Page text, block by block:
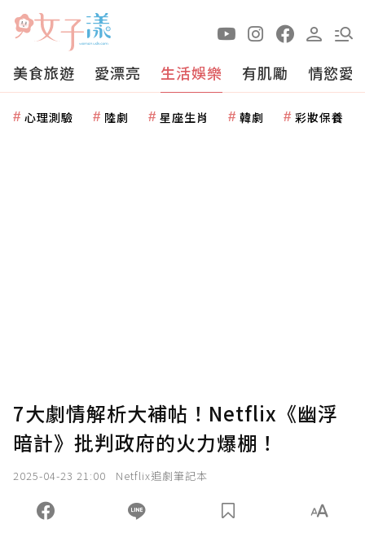
美食旅遊 愛漂亮 生活娛樂 有肌勵 情慾愛
心理測驗 陸劇 星座生肖 韓劇 彩妝保養
7大劇情解析大補帖！Netflix《幽浮
暗計》批判政府的火力爆棚！
2025-04-23 21:00 Netflix追劇筆記本